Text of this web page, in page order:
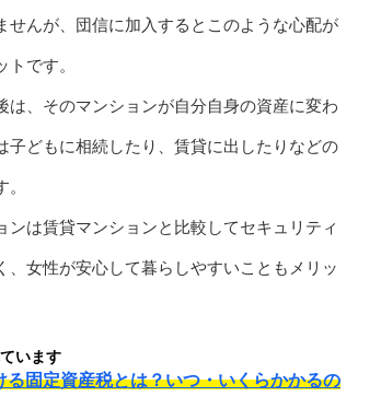
せんが、団信に加入するとこのような心配が
です。
は、そのマンションが自分自身の資産に変わ
子どもに相続したり、賃貸に出したりなどの
ンは賃貸マンションと比較してセキュリティ
、女性が安心して暮らしやすいこともメリッ
います
る固定資産税とは？いつ・いくらかかるの